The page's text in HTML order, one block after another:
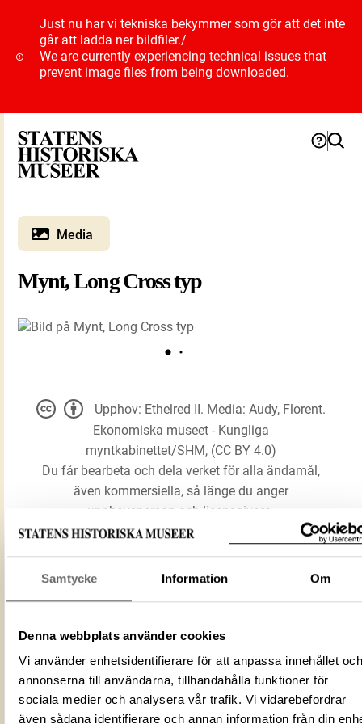
Samtycke Information Om
Denna webbplats använder cookies
Vi använder enhetsidentifierare för att anpassa innehållet och
annonserna till användarna, tillhandahålla funktioner för
sociala medier och analysera vår trafik. Vi vidarebefordrar
även sådana identifierare och annan information från din
Just nu har vi tekniska bekymmer som gör att det inte
går att ladda ner bildfiler./
We are currently experiencing technical issues that
prevent image files from being downloaded.
Media
Mynt, Long Cross typ
Mynt
Long Cross typ
Föremålsnummer 3004067
Mediatyp
image/jpeg
Upphov: Ethelred II. Media: Audy, Florent.
Ekonomiska museet - Kungliga
myntkabinettet/SHM, (CC BY 4.0)
Du får bearbeta och dela verket för alla ändamål,
även kommersiella, så länge du anger
upphovsperson och licensgivare.